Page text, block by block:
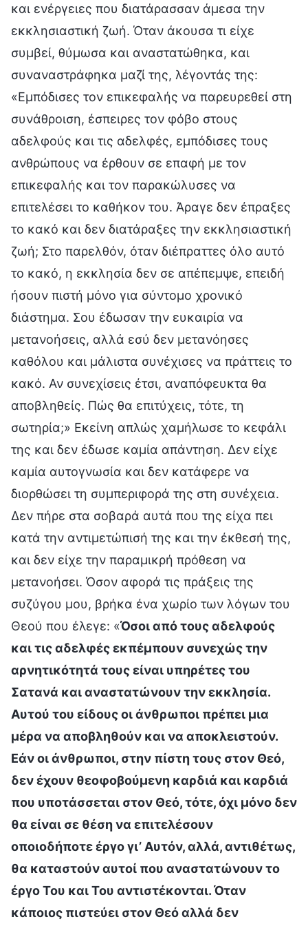
και ενέργειες που διατάρασσαν άμεσα την
εκκλησιαστική ζωή. Όταν άκουσα τι είχε
συμβεί, θύμωσα και αναστατώθηκα, και
συναναστράφηκα μαζί της, λέγοντάς της:
«Εμπόδισες τον επικεφαλής να παρευρεθεί στη
συνάθροιση, έσπειρες τον φόβο στους
αδελφούς και τις αδελφές, εμπόδισες τους
ανθρώπους να έρθουν σε επαφή με τον
επικεφαλής και τον παρακώλυσες να
επιτελέσει το καθήκον του. Άραγε δεν έπραξες
το κακό και δεν διατάραξες την εκκλησιαστική
ζωή; Στο παρελθόν, όταν διέπραττες όλο αυτό
το κακό, η εκκλησία δεν σε απέπεμψε, επειδή
ήσουν πιστή μόνο για σύντομο χρονικό
διάστημα. Σου έδωσαν την ευκαιρία να
μετανοήσεις, αλλά εσύ δεν μετανόησες
καθόλου και μάλιστα συνέχισες να πράττεις το
κακό. Αν συνεχίσεις έτσι, αναπόφευκτα θα
αποβληθείς. Πώς θα επιτύχεις, τότε, τη
σωτηρία;» Εκείνη απλώς χαμήλωσε το κεφάλι
της και δεν έδωσε καμία απάντηση. Δεν είχε
καμία αυτογνωσία και δεν κατάφερε να
διορθώσει τη συμπεριφορά της στη συνέχεια.
Δεν πήρε στα σοβαρά αυτά που της είχα πει
κατά την αντιμετώπισή της και την έκθεσή της,
και δεν είχε την παραμικρή πρόθεση να
μετανοήσει. Όσον αφορά τις πράξεις της
συζύγου μου, βρήκα ένα χωρίο των λόγων του
Θεού που έλεγε: «Όσοι από τους αδελφούς
και τις αδελφές εκπέμπουν συνεχώς την
αρνητικότητά τους είναι υπηρέτες του
Σατανά και αναστατώνουν την εκκλησία.
Αυτού του είδους οι άνθρωποι πρέπει μια
μέρα να αποβληθούν και να αποκλειστούν.
Εάν οι άνθρωποι, στην πίστη τους στον Θεό,
δεν έχουν θεοφοβούμενη καρδιά και καρδιά
που υποτάσσεται στον Θεό, τότε, όχι μόνο δεν
θα είναι σε θέση να επιτελέσουν
οποιοδήποτε έργο γι’ Αυτόν, αλλά, αντιθέτως,
θα καταστούν αυτοί που αναστατώνουν το
έργο Του και Του αντιστέκονται. Όταν
κάποιος πιστεύει στον Θεό αλλά δεν